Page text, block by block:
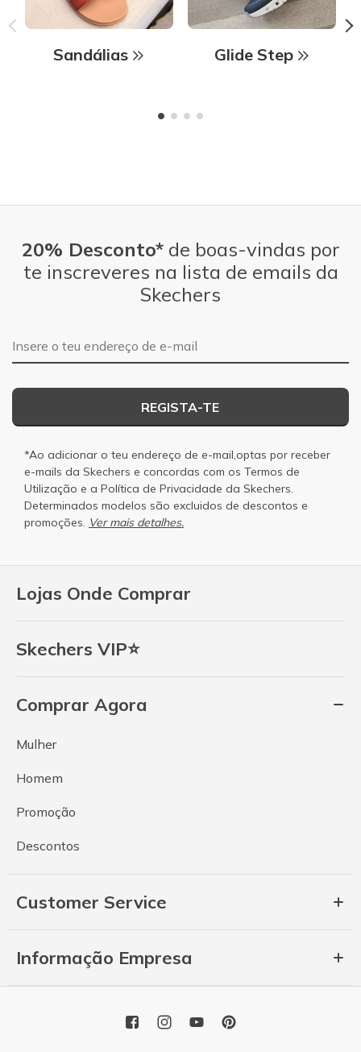
Sandálias Glide Step
Lojas Onde Comprar
Skechers VIP⭐
Comprar Agora
Mulher
Homem
Promoção
Descontos
Customer Service
Informação Empresa
20% Desconto*de boas-vindas por
te inscreveres na lista de emails da
Skechers
Endereço de e-mail
REGISTA-TE
*Ao adicionar o teu endereço de e-mail,optas por receber
e-mails da Skechers e concordas com os Termos de
Utilização e a Política de Privacidade da Skechers.
Determinados modelos são excluidos de descontos e
promoções. Ver mais detalhes.